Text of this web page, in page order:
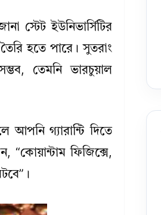
স্টেট ইউনিভার্সিটির
হতে পারে। সুতরাং
তেমনি ভারচুয়াল
গ্যারান্টি দিতে
“কোয়ান্টাম ফিজিক্সে,